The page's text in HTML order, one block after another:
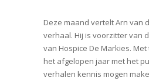
Deze maand vertelt Arn van
verhaal. Hij is voorzitter van
van Hospice De Markies.
het afgelopen jaar met het
verhalen kennis mogen